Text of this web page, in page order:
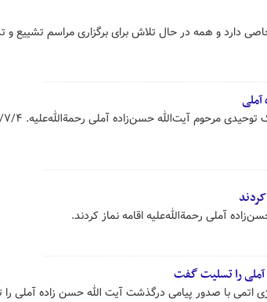
دارد و همه در حال تلاش برای برگزاری مراسم تشییع و
آملی
مرحوم آیت‌الله حسن‌زاده آملی رحمةالله‌علیه. ۱۴۰۰/۷/۴
آملی رحمةالله‌علیه اقامه نماز کردند.
را تسلیت گفت
با صدور پیامی درگذشت آیت الله حسن زاده آملی